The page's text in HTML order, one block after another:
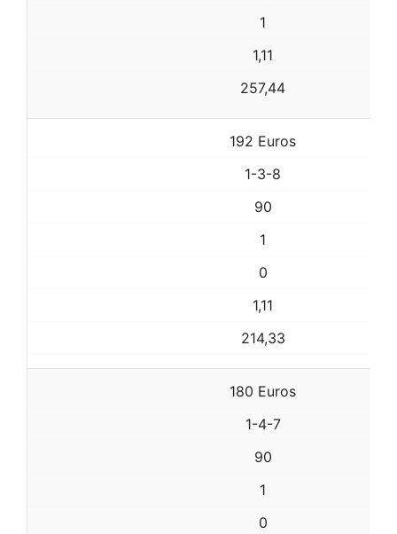
1
1,11
257,44
192 Euros
1-3-8
90
1
0
1,11
214,33
180 Euros
1-4-7
90
1
0